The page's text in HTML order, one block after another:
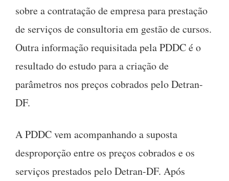
sobre a contratação de empresa para prestação
de serviços de consultoria em gestão de cursos.
Outra informação requisitada pela PDDC é o
resultado do estudo para a criação de
parâmetros nos preços cobrados pelo Detran-
DF.
A PDDC vem acompanhando a suposta
desproporção entre os preços cobrados e os
serviços prestados pelo Detran-DF. Após